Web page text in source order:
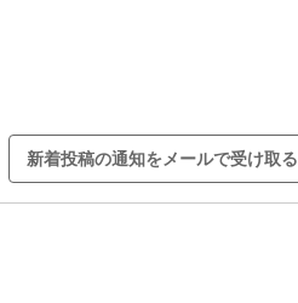
新着投稿の通知をメールで受け取る